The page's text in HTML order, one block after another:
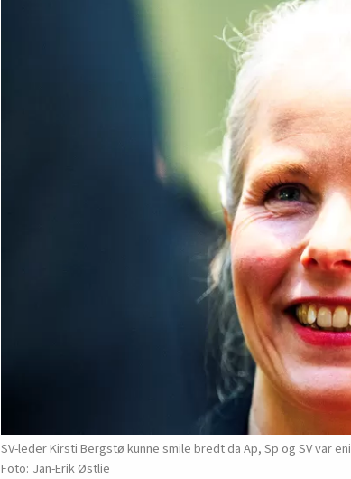
SV-leder Kirsti Bergstø kunne smile bredt da Ap, Sp og SV var
Jan-Erik Østlie